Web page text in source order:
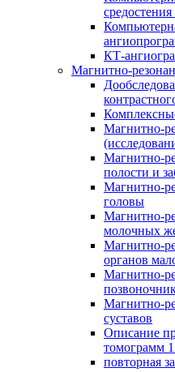
КТ-
Магнитно-
Магнитно-
Магнитно-
полости и
Магнитно-
головы
Магнитно-
молочных
Магнитно-
органов
Магнитно-
Магнитно-
суставов
Описание
томограмм
повторная